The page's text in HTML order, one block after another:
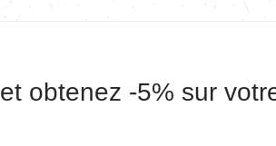
obtenez -5% sur